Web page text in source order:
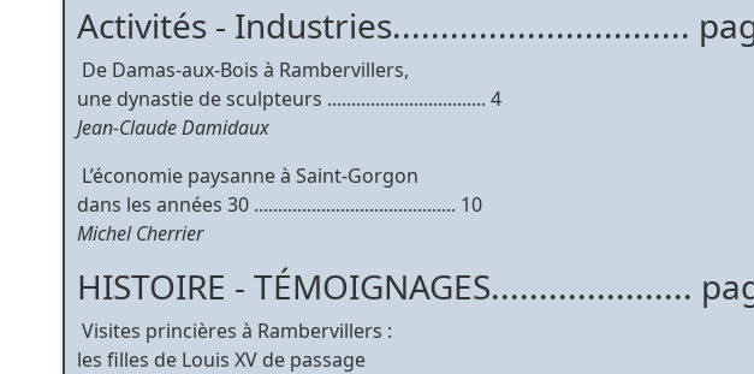
Activités - Industries...............................
 De Damas-aux-Bois à Rambervillers,
une dynastie de sculpteurs ................................. 4
Jean-Claude Damidaux
 L’économie paysanne à Saint-Gorgon
dans les années 30 .......................................... 10
Michel Cherrier
HISTOIRE - TÉMOIGNAGES.....................
 Visites princières à Rambervillers :
les filles de Louis XV de passage